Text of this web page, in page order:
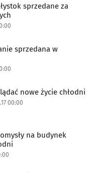
sprzedane za
sprzedana w
nowe życie chłodni
00:00
na budynek